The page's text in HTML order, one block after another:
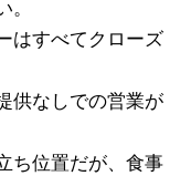
はすべてクローズ
供なしでの営業が
ち位置だが、食事